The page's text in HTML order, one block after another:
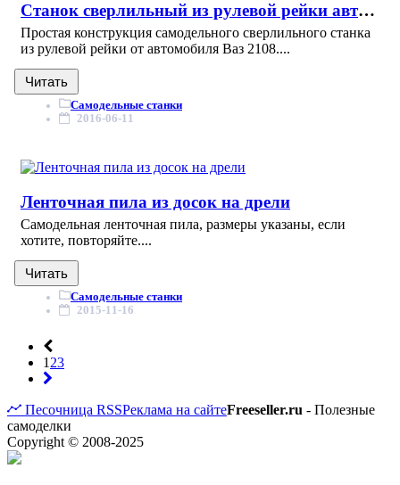
Станок сверлильный из рулевой рейки автомобиля ваз 2108
Простая конструкция самодельного сверлильного станка
из рулевой рейки от автомобиля Ваз 2108....
Читать
Самодельные станки
2016-06-11
Ленточная пила из досок на дрели
Самодельная ленточная пила, размеры указаны, если
хотите, повторяйте....
Читать
Самодельные станки
2015-11-16
1 23
Песочница RSSРеклама на сайтеFreeseller.ru - Полезные
самоделки
Copyright © 2008-2025